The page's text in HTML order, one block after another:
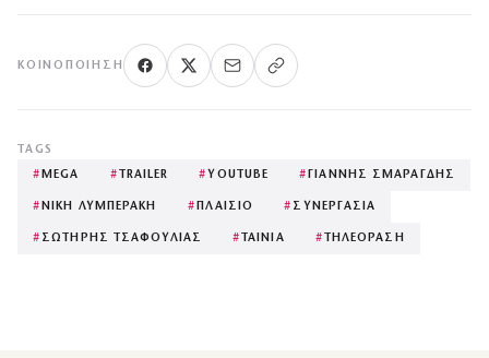
ΚΟΙΝΟΠΟΊΗΣΗ
TAGS
#MEGA # TRAILER # YOUTUBE #ΓΙΑΝΝΗΣ ΣΜΑΡΑΓΔΗΣ
#ΝΙΚΗ ΛΥΜΠΕΡΑΚΗ #ΠΛΑΙΣΙΟ # ΣΥΝΕΡΓΑΣΙΑ
# ΣΩΤΗΡΗΣ ΤΣΑΦΟΥΛΙΑΣ # ΤΑΙΝΙΑ # ΤΗΛΕΟΡΑΣΗ